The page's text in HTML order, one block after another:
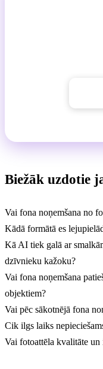
Biežāk uzdotie
Vai fona noņemšana no
Kādā formātā es
Kā AI tiek galā ar
dzīvnieku kažoku?
Vai fona noņemšana
objektiem?
Vai pēc sākotnējā fona
Cik ilgs laiks
Vai fotoattēla kvalitāte